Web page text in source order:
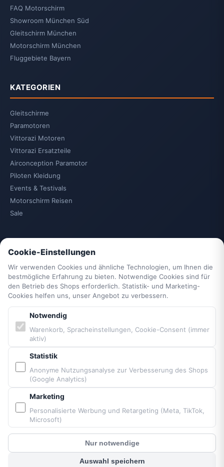
FAQ Motorschirm
Showroom München Süd
Gleitschirm München
Motorschirm München
Fluggebiete Bayern
KATEGORIEN
Gleitschirme
Paramotoren
Vittorazi Motoren
Vittorazi Ersatzteile
Airconception Paramotor
Piloten Kleidung
Events & Testivals
Motorschirm Reisen
Sale
Kontakt
2-Jahrescheck & Retter packen
Vittorazi Service
Datenschutzerklärung
Widerrufsrecht
Vertrag widerrufen
Impressum
Cookie-Einstellungen
Barrierefreiheit
Sitemap
PARTNER & MARKEN
? Kunden Chat
Cookie-Einstellungen
Wir verwenden Cookies und ähnliche Technologien, um Ihnen die
bestmögliche Erfahrung zu bieten. Notwendige Cookies sind für
den Betrieb des Shops erforderlich. Statistik- und Marketing-
Cookies helfen uns, unser Angebot zu verbessern.
Notwendig
Warenkorb, Spracheinstellungen, Cookie-Consent (immer
aktiv)
Statistik
Anonyme Nutzungsanalyse zur Verbesserung des Shops
(Google Analytics)
Marketing
Personalisierte Werbung und Retargeting (Meta, TikTok,
Microsoft)
Nur notwendige
Auswahl speichern